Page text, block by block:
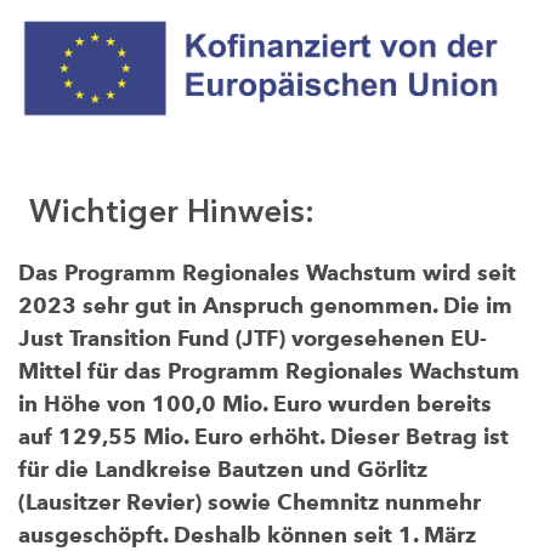
Wichtiger Hinweis:
Das Programm Regionales Wachstum wird seit
2023 sehr gut in Anspruch genommen. Die im
Just Transition Fund (JTF) vorgesehenen EU-
Mittel für das Programm Regionales Wachstum
in Höhe von 100,0 Mio. Euro wurden bereits
auf 129,55 Mio. Euro erhöht. Dieser Betrag ist
für die Landkreise Bautzen und Görlitz
(Lausitzer Revier) sowie Chemnitz nunmehr
ausgeschöpft. Deshalb können seit 1. März